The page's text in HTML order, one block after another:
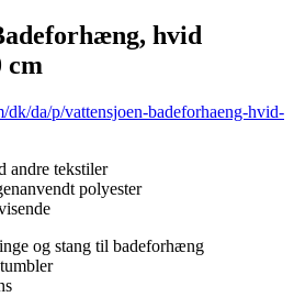
hvid
cm
da/p/vattensjoen-badeforhaeng-hvid-
andre tekstiler
polyester
og stang til badeforhæng